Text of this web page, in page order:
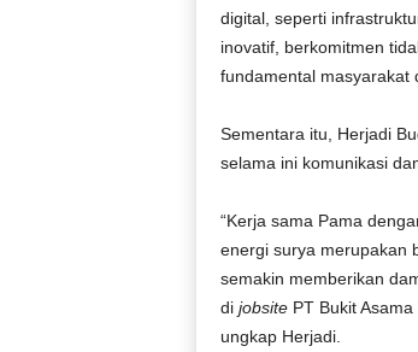
digital, seperti
inovatif, berkomitmen
fundamental masyarakat
Sementara itu, Herjadi
selama ini komunikasi
“Kerja sama Pama
energi surya merupakan
semakin memberikan
di jobsitePT Bukit Asama
ungkap Herjadi.